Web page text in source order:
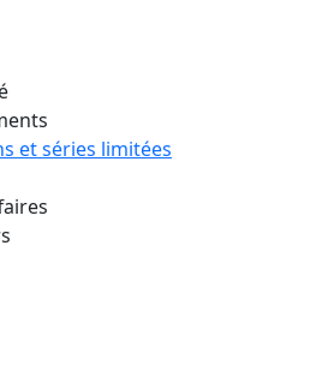
et séries limitées